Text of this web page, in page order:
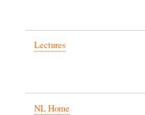
Lectures
NL Home